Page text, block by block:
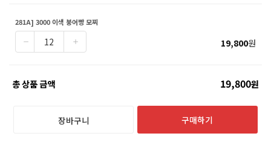
281A] 3000 이색 붕어빵 모찌
19,800원
총 상품 금액 19,800원
장바구니 구매하기